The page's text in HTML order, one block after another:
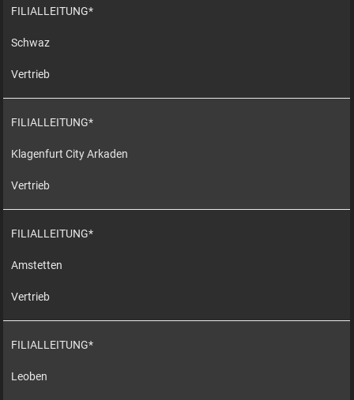
FILIALLEITUNG*
Schwaz
Vertrieb
FILIALLEITUNG*
Klagenfurt City Arkaden
Vertrieb
FILIALLEITUNG*
Amstetten
Vertrieb
FILIALLEITUNG*
Leoben